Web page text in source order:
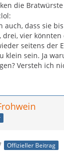
die
auch, dass sie
drei, vier könnten
seitens der
klein sein. Ja
Versteh ich
Offizieller Beitrag